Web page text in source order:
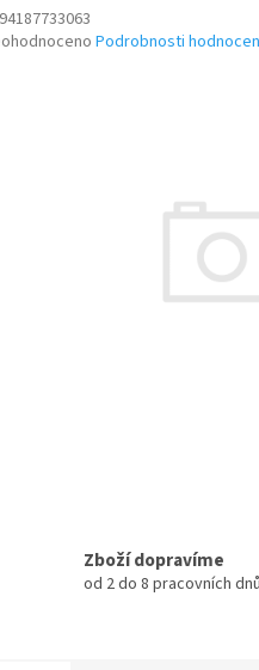
Podrobnosti
Zboží dopravíme
od 2 do 8 pracovních dnů